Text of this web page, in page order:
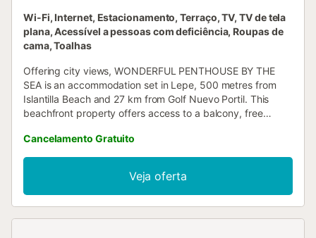
Wi-Fi, Internet, Estacionamento, Terraço, TV, TV de tela
plana, Acessível a pessoas com deficiência, Roupas de
cama, Toalhas
Offering city views, WONDERFUL PENTHOUSE BY THE
SEA is an accommodation set in Lepe, 500 metres from
Islantilla Beach and 27 km from Golf Nuevo Portil. This
beachfront property offers access to a balcony, free
Cancelamento Gratuito
Veja oferta